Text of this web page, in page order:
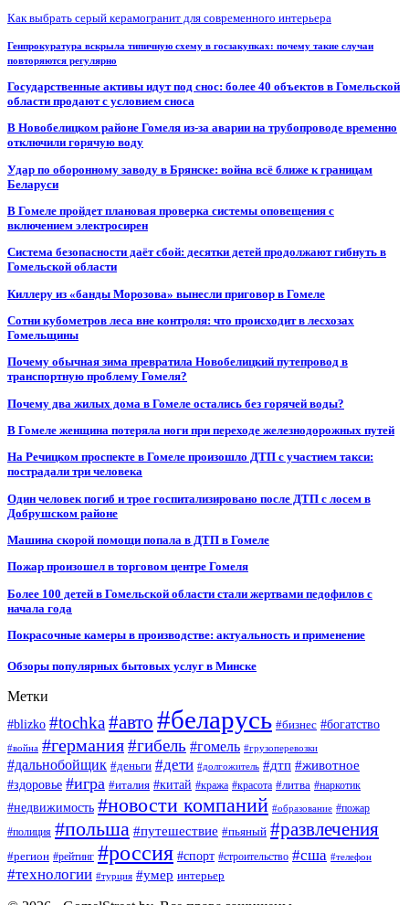
Как выбрать серый керамогранит для современного интерьера
Генпрокуратура вскрыла типичную схему в госзакупках: почему такие случаи
повторяются регулярно
Государственные активы идут под снос: более 40 объектов в Гомельской
области продают с условием сноса
В Новобелицком районе Гомеля из-за аварии на трубопроводе временно
отключили горячую воду
Удар по оборонному заводу в Брянске: война всё ближе к границам
Беларуси
В Гомеле пройдет плановая проверка системы оповещения с
включением электросирен
Система безопасности даёт сбой: десятки детей продолжают гибнуть в
Гомельской области
Киллеру из «банды Морозова» вынесли приговор в Гомеле
Сотни кубометров леса вне контроля: что происходит в лесхозах
Гомельщины
Почему обычная зима превратила Новобелицкий путепровод в
транспортную проблему Гомеля?
Почему два жилых дома в Гомеле остались без горячей воды?
В Гомеле женщина потеряла ноги при переходе железнодорожных путей
На Речицком проспекте в Гомеле произошло ДТП с участием такси:
пострадали три человека
Один человек погиб и трое госпитализировано после ДТП с лосем в
Добрушском районе
Машина скорой помощи попала в ДТП в Гомеле
Пожар произошел в торговом центре Гомеля
Более 100 детей в Гомельской области стали жертвами педофилов с
начала года
Покрасочные камеры в производстве: актуальность и применение
Обзоры популярных бытовых услуг в Минске
Метки
#blizko #tochka#авто #беларусь #бизнес #богатство
#война #германия#гибель #гомель #грузоперевозки
#дальнобойщик #деньги #дети #долгожитель #дтп #животное
#здоровье #игра #италия #китай #кража #красота #литва #наркотик
#недвижимость #новости компаний #образование #пожар
#полиция #польша #путешествие #пьяный #развлечения
#регион #рейтинг #россия #спорт #строительство #сша #телефон
#технологии #турция #умер интерьер